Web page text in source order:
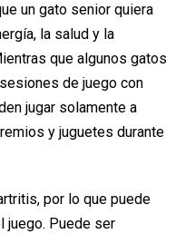
un gato senior quiera
la salud y la
que algunos gatos
de juego con
jugar solamente a
y juguetes durante
por lo que puede
juego. Puede ser